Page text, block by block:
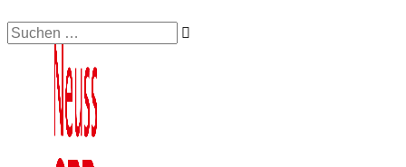
Inhalt
springen